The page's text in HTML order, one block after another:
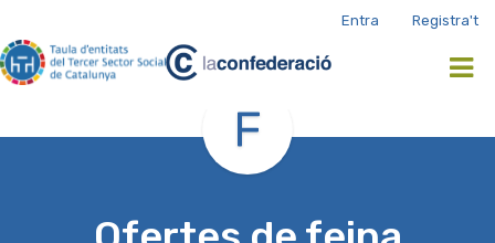
al
contingut
Login
and
menu
Entra Registra't